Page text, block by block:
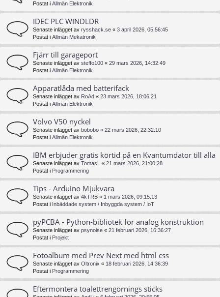
Postat i Allmän Elektronik
IDEC PLC WINDLDR
Senaste inlägget av rysshack.se « 3 april 2026, 05:56:45
Postat i Allmän Mekatronik
Fjärr till garageport
Senaste inlägget av steffo100 « 29 mars 2026, 14:32:49
Postat i Allmän Elektronik
Apparatlåda med batterifack
Senaste inlägget av RoAd « 23 mars 2026, 18:06:21
Postat i Allmän Elektronik
Volvo V50 nyckel
Senaste inlägget av bobobo « 22 mars 2026, 22:32:10
Postat i Allmän Elektronik
IBM erbjuder gratis körtid på en Kvantumdator till alla
Senaste inlägget av TomasL « 21 mars 2026, 21:00:28
Postat i Programmering
Tips - Arduino Mjukvara
Senaste inlägget av 4kTRB « 1 mars 2026, 09:15:13
Postat i Inbäddade system / Inbyggda system / IoT
pyPCBA - Python-bibliotek för analog konstruktion
Senaste inlägget av psynoise « 21 februari 2026, 16:36:27
Postat i Projekt
Fotoalbum med Prev Next med html css
Senaste inlägget av Oltronix « 18 februari 2026, 14:36:39
Postat i Programmering
Eftermontera toalettrengörnings sticks